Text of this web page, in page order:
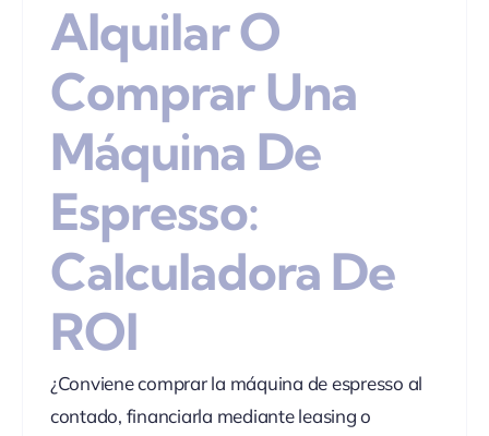
Alquilar O
Comprar Una
Máquina De
Espresso:
Calculadora De
ROI
¿Conviene comprar la máquina de espresso al
contado, financiarla mediante leasing o